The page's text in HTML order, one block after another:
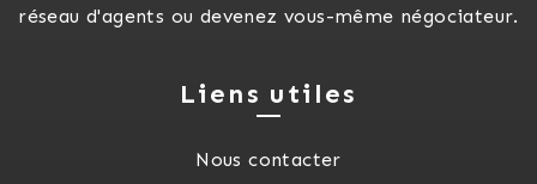
réseau d'agents ou devenez vous-même négociateur.
Liens utiles
Nous contacter